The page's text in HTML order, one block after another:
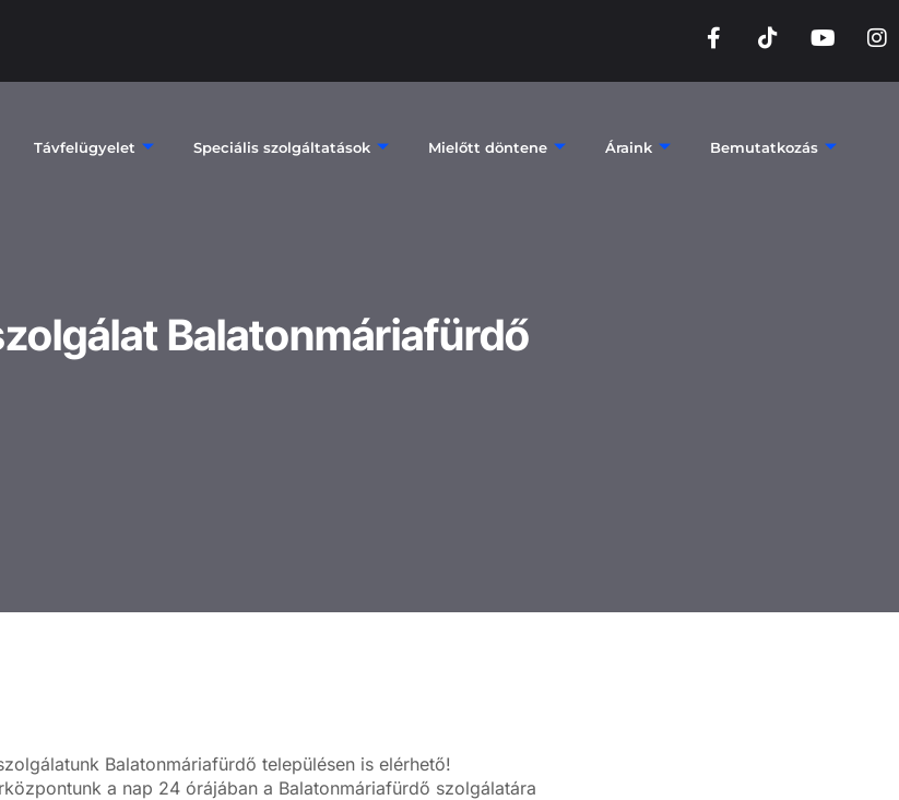
Távfelügyelet Speciális szolgáltatások Mielőtt döntene Áraink Bemutatkozás
Balatonmáriafürdő
Balatonmáriafürdő településen is elérhető!
a nap 24 órájában a Balatonmáriafürdő szolgálatára